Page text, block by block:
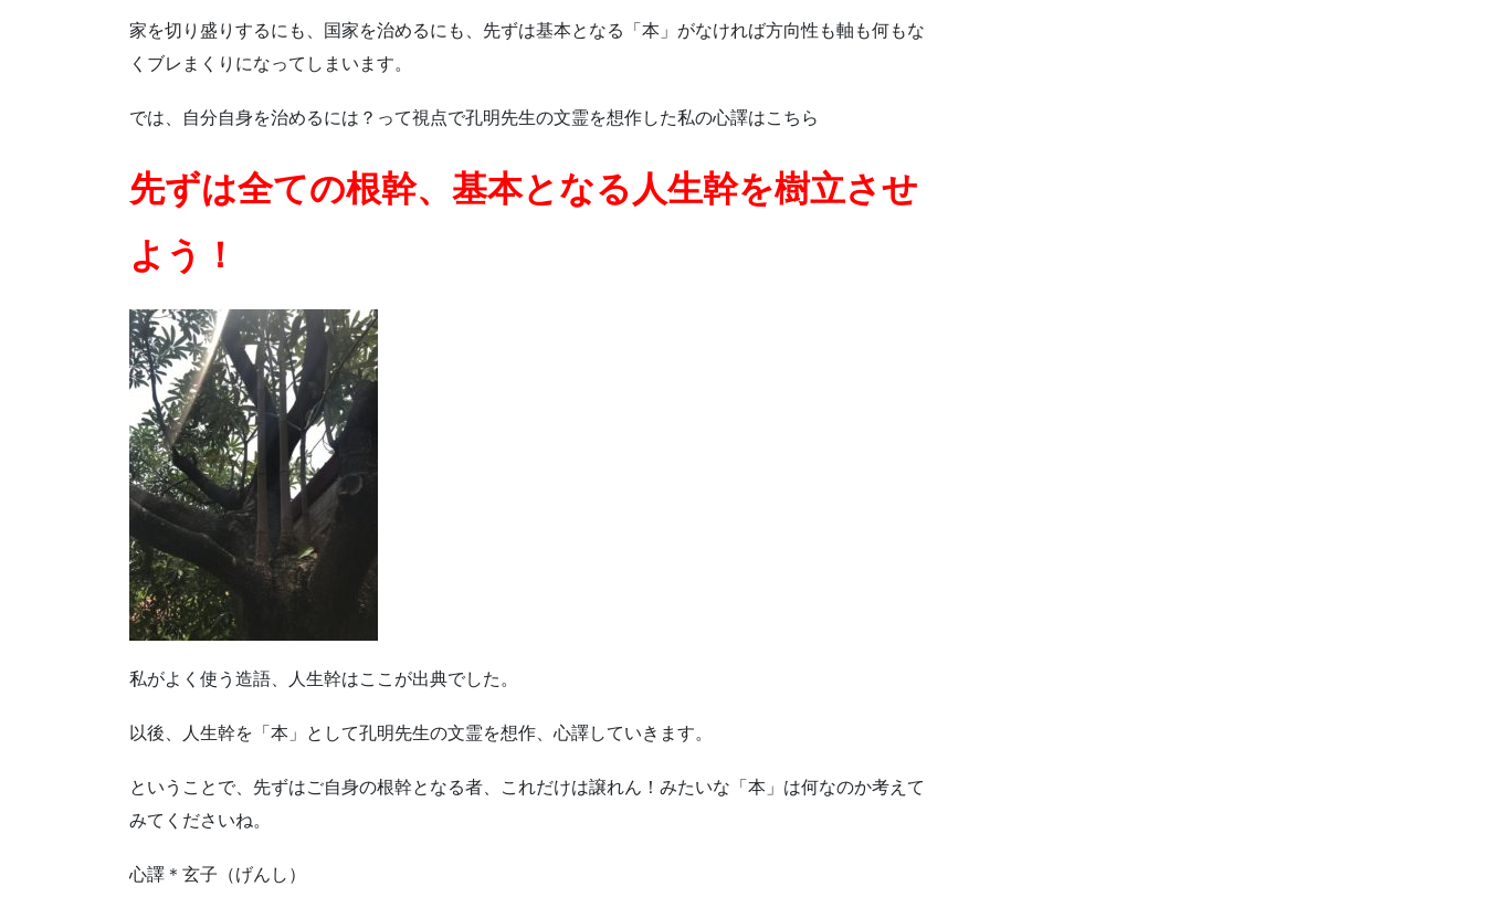
家を切り盛りするにも、国家を治めるにも、先ずは基本となる「本」がなければ方向性も軸も何もな
くブレまくりになってしまいます。
では、自分自身を治めるには？って視点で孔明先生の文霊を想作した私の心譯はこちら
先ずは全ての根幹、基本となる人生幹を樹立させ
よう！
私がよく使う造語、人生幹はここが出典でした。
以後、人生幹を「本」として孔明先生の文霊を想作、心譯していきます。
ということで、先ずはご自身の根幹となる者、これだけは譲れん！みたいな「本」は何なのか考えて
みてくださいね。
心譯＊玄子（げんし）